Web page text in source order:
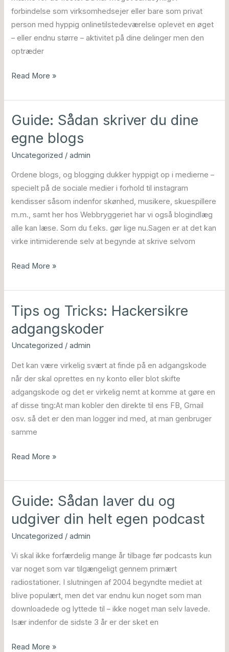
forbindelse som virksomhedsejer eller bare som privat
person med hyppig onlinetilstedeværelse oplevet en øget
– eller endnu større – aktivitet på dine delinger men den
optræder
sociale
Read More »
Guide: Sådan skriver du dine
egne blogs
Uncategorized /admin
Ordene blogs, og blogging dukker hyppigt op i medierne –
specielt på de sociale medier i forhold til instagram
kendisser såsom indenfor skønhed, musikere, skuespillere
m.m., samt her hos Webbryggeriet har vi også blogindlæg
alle kan læse. Som du f.eks. gør lige nu.Sagen er at det kan
virke intimiderende selv at begynde at skrive selvom
Guide:
skriver
du
dine
blogs
Read More »
Tips og Tricks: Hackersikre
adgangskoder
Uncategorized /admin
Det kan være virkelig svært at finde på en adgangskode
når der skal oprettes en ny konto eller blot skifte
adgangskode og det er virkelig nemt at komme at gøre en
af disse ting:At man kobler den direkte til ens FB, Gmail
osv. så det er den man logger ind med, at man genbruger
samme
Tips
Tricks:
Hackersikre
adgangskoder
Read More »
Guide: Sådan laver du og
udgiver din helt egen podcast
Uncategorized /admin
Vi skal ikke forfærdelig mange år tilbage før podcasts kun
var noget som var tilgængeligt gennem primært
radiostationer. I slutningen af 2004 begyndte mediet at
blive populært, men det var endnu kun noget som man
downloadede og lyttede til – ikke noget man selv lavede.
Især indenfor de sidste 3 år er der sket en
Guide:
Sådan
laver
du
og
din
helt
egen
podcast
Read More »